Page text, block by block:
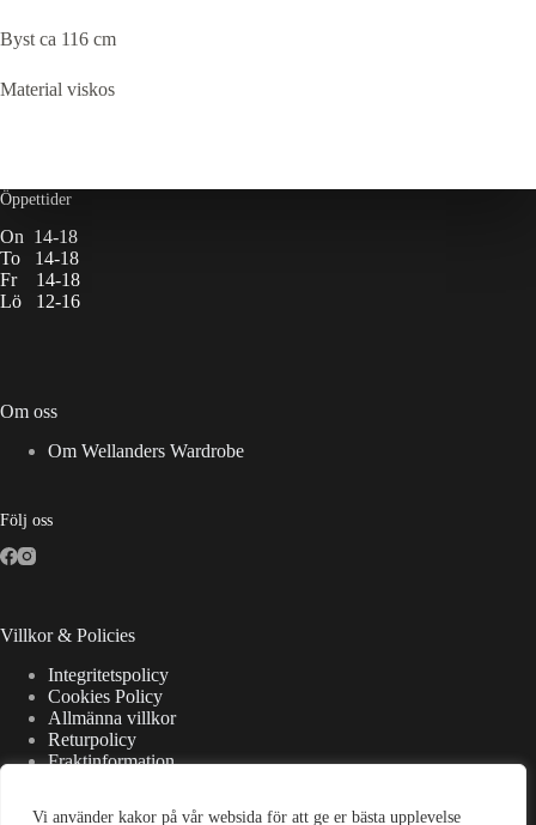
Vi använder kakor på vår websida för att ge er bästa upplevelse
Byst ca 116 cm
Material viskos
Öppettider
On 14-18
To 14-18
Fr 14-18
Lö 12-16
Om oss
Om Wellanders Wardrobe
Följ oss
Villkor & Policies
Integritetspolicy
Cookies Policy
Allmänna villkor
Returpolicy
Fraktinformation